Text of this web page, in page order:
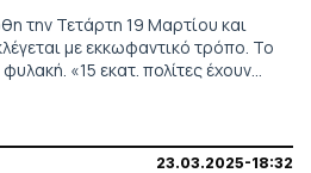
την Τετάρτη 19 Μαρτίου και
με εκκωφαντικό τρόπο. Το
«15 εκατ. πολίτες έχουν
23.03.2025-18:32